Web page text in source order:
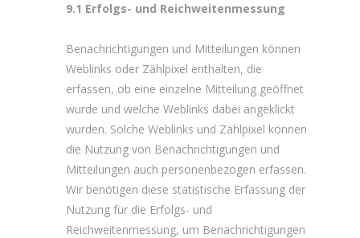
9.1 Erfolgs- und Reichweitenmessung
Benachrichtigungen und Mitteilungen können
Weblinks oder Zählpixel enthalten, die
erfassen, ob eine einzelne Mitteilung geöffnet
wurde und welche Weblinks dabei angeklickt
wurden. Solche Weblinks und Zählpixel können
die Nutzung von Benachrichtigungen und
Mitteilungen auch personenbezogen erfassen.
Wir benötigen diese statistische Erfassung der
Nutzung für die Erfolgs- und
Reichweitenmessung, um Benachrichtigungen